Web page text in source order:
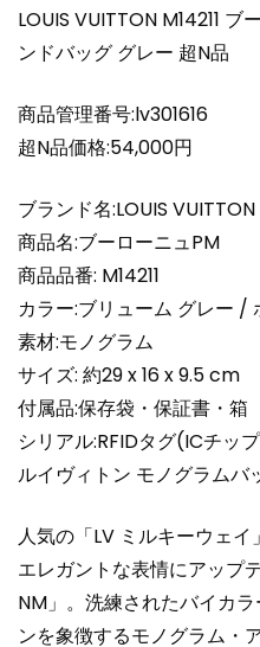
ド
バ
グ
グ
ー
超
N
品
個
LOUIS VUITTON M14211
ンドバッグ グレー 超N品
商品管理番号:lv301616
超N品価格:54,000円
ブランド名:LOUIS
商品名:ブーローニュPM
商品品番: M14211
カラー:ブリューム グレー /
素材:モノグラム
サイズ: 約29 x 16 x 9.5 cm
付属品:保存袋・保証書・箱
シリアル:RFIDタグ(ICチッ
ルイヴィトン モノグラムバ
人気の「LV ミルキーウェ
エレガントな表情にアップ
NM」。洗練されたバイカ
ンを象徴するモノグラム・